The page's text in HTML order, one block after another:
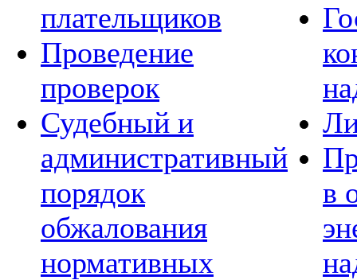
плательщиков
Проведение
проверок
Судебный и
административный
порядок
обжалования
нормативных
в